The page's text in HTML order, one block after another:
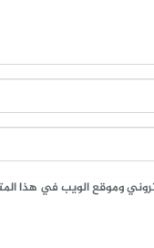
وموقع الويب في هذا